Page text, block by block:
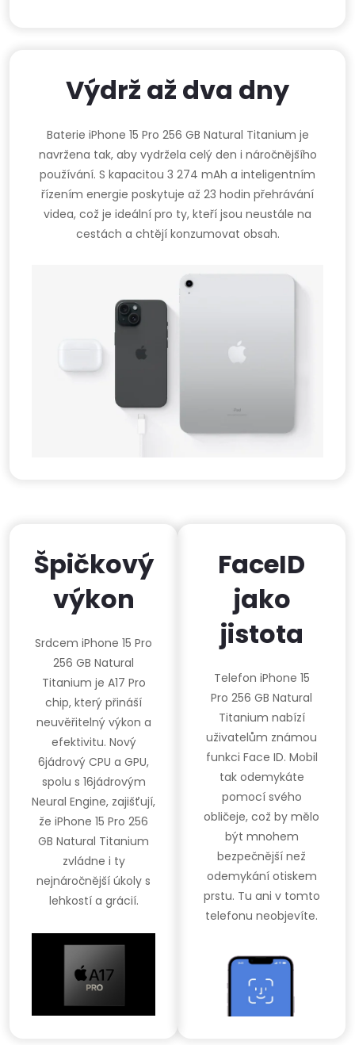
Výdrž až dva dny
Baterie iPhone 15 Pro 256 GB Natural Titanium je
navržena tak, aby vydržela celý den i náročnějšího
používání. S kapacitou 3 274 mAh a inteligentním
řízením energie poskytuje až 23 hodin přehrávání
videa, což je ideální pro ty, kteří jsou neustále na
cestách a chtějí konzumovat obsah.
Špičkový
výkon
Srdcem iPhone 15 Pro
256 GB Natural
Titanium je A17 Pro
chip, který přináší
neuvěřitelný výkon a
efektivitu. Nový
6jádrový CPU a GPU,
spolu s 16jádrovým
Neural Engine, zajišťují,
že iPhone 15 Pro 256
GB Natural Titanium
zvládne i ty
nejnáročnější úkoly s
lehkostí a grácií.
FaceID
jako
jistota
Telefon iPhone 15
Pro 256 GB Natural
Titanium nabízí
uživatelům známou
funkci Face ID. Mobil
tak odemykáte
pomocí svého
obličeje, což by mělo
být mnohem
bezpečnější než
odemykání otiskem
prstu. Tu ani v tomto
telefonu neobjevíte.